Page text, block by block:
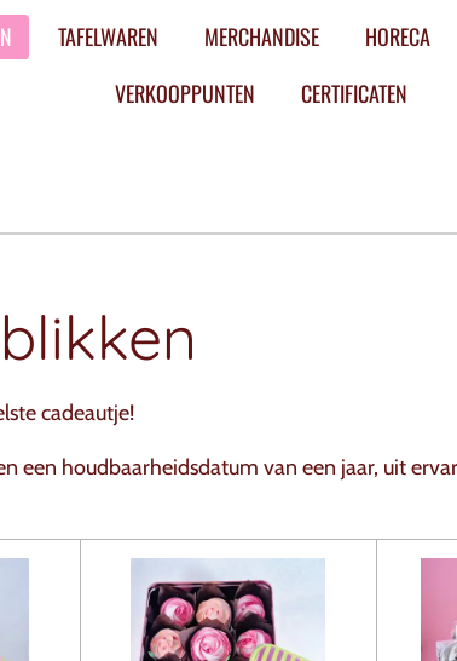
TAFELWAREN MERCHANDISE HORECA
VERKOOPPUNTEN
CERTIFICATEN
cadeautje!
een houdbaarheidsdatum van een jaar, uit